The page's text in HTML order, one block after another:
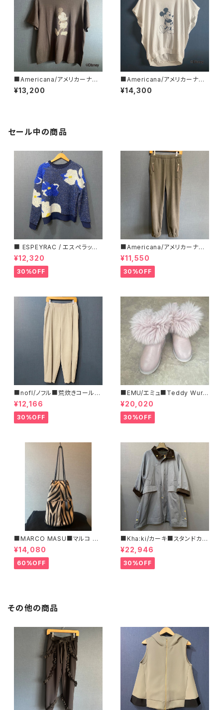
■Americana/アメリカーナ■
Mickey Mouse/ミッキーマウ
ス/プリントT■BRF-789A/3■
¥13,200
■Americana/アメリカーナ■
Mickey Mouse/ミッキーマウ
ス/プリントノースリーブT■BR
¥14,300
セール中の商品
■ ESPEYRAC / エスぺラック
■ フラワーモチーフニット■YE
LLOW & NAVY■ 超カワイイ！
¥12,320
30%OFF
■Americana/アメリカーナ■
マイクロフリース・イージーパン
ツ■
¥11,550
30%OFF
■nofl/ノフル■荒炊きコール天
テーパードパンツ■ゆるっとバ
ルーンシルエット
¥12,166
30%OFF
■EMU/エミュ■Teddy Wurr
en■撥水サイドジッパーブーツ
¥20,020
30%OFF
■MARCO MASU■マルコ マ
ージ■ハラコ・ゼブラ柄巾着BA
G■程よいサイズで可愛い
¥14,080
60%OFF
■Kha:ki/カーキ■スタンドカラ
ー・コート■
¥22,946
30%OFF
その他の商品